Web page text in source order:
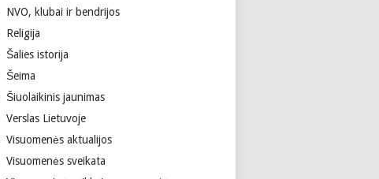
NVO, klubai ir bendrijos
Religija
Šalies istorija
Šeima
Šiuolaikinis jaunimas
Verslas Lietuvoje
Visuomenės aktualijos
Visuomenės sveikata